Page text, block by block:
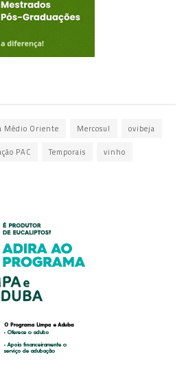
Médio Oriente Mercosul ovibeja
PAC Temporais vinho